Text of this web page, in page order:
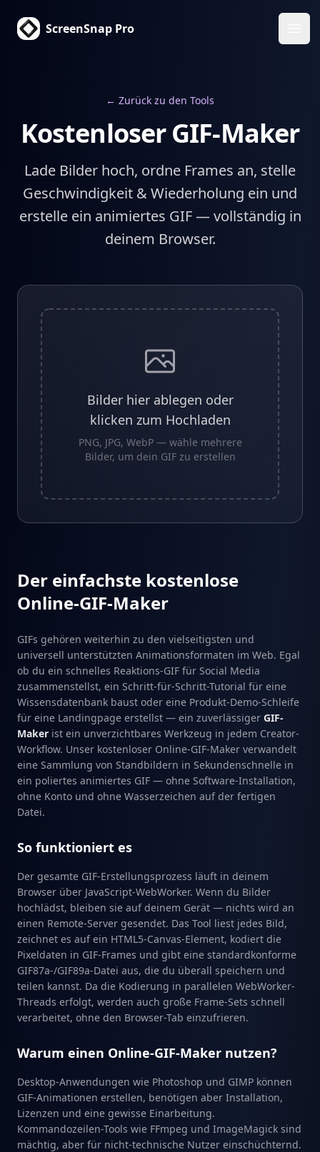
ScreenSnap Pro
← Zurück zu den Tools
Kostenloser GIF-Maker
Lade Bilder hoch, ordne Frames an, stelle
Geschwindigkeit & Wiederholung ein und
erstelle ein animiertes GIF — vollständig in
deinem Browser.
Bilder hier ablegen oder
klicken zum Hochladen
PNG, JPG, WebP — wähle mehrere
Bilder, um dein GIF zu erstellen
Der einfachste kostenlose
Online-GIF-Maker
GIFs gehören weiterhin zu den vielseitigsten und
universell unterstützten Animationsformaten im Web. Egal
ob du ein schnelles Reaktions-GIF für Social Media
zusammenstellst, ein Schritt-für-Schritt-Tutorial für eine
Wissensdatenbank baust oder eine Produkt-Demo-Schleife
für eine Landingpage erstellst — ein zuverlässiger GIF-
Maker ist ein unverzichtbares Werkzeug in jedem Creator-
Workflow. Unser kostenloser Online-GIF-Maker verwandelt
eine Sammlung von Standbildern in Sekundenschnelle in
ein poliertes animiertes GIF — ohne Software-Installation,
ohne Konto und ohne Wasserzeichen auf der fertigen
Datei.
So funktioniert es
Der gesamte GIF-Erstellungsprozess läuft in deinem
Browser über JavaScript-WebWorker. Wenn du Bilder
hochlädst, bleiben sie auf deinem Gerät — nichts wird an
einen Remote-Server gesendet. Das Tool liest jedes Bild,
zeichnet es auf ein HTML5-Canvas-Element, kodiert die
Pixeldaten in GIF-Frames und gibt eine standardkonforme
GIF87a-/GIF89a-Datei aus, die du überall speichern und
teilen kannst. Da die Kodierung in parallelen WebWorker-
Threads erfolgt, werden auch große Frame-Sets schnell
verarbeitet, ohne den Browser-Tab einzufrieren.
Warum einen Online-GIF-Maker nutzen?
Desktop-Anwendungen wie Photoshop und GIMP können
GIF-Animationen erstellen, benötigen aber Installation,
Lizenzen und eine gewisse Einarbeitung.
Kommandozeilen-Tools wie FFmpeg und ImageMagick sind
mächtig, aber für nicht-technische Nutzer einschüchternd.